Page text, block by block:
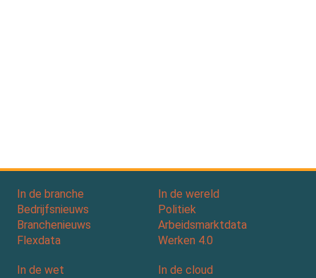
In de branche
Bedrijfsnieuws
Branchenieuws
Flexdata
In de wereld
Politiek
Arbeidsmarktdata
Werken 4.0
In de wet
In de cloud